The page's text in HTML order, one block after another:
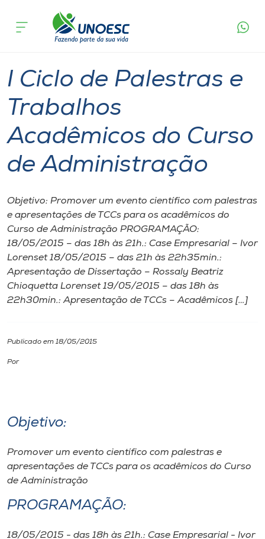
Cursos
Pesquisa
Atendimento ao Estudante
Portal de Ensino
A
Unoesc
Internacionalização
I.nova
Cultura
Biblioteca
Editora
Rádio
Museu
acontece
I Ciclo de Palestras e
Trabalhos
Acadêmicos do Curso
de Administração
Objetivo: Promover um evento científico com palestras
e apresentações de TCCs para os acadêmicos do
Curso de Administração PROGRAMAÇÃO:
18/05/2015 – das 18h às 21h.: Case Empresarial – Ivor
Lorenset 18/05/2015 – das 21h às 22h35min.:
Apresentação de Dissertação – Rossaly Beatriz
Chioquetta Lorenset 19/05/2015 – das 18h às
22h30min.: Apresentação de TCCs – Acadêmicos […]
Publicado em 18/05/2015
Por
Objetivo:
Promover um evento científico com palestras e
apresentações de TCCs para os acadêmicos do Curso
de Administração
PROGRAMAÇÃO:
18/05/2015 - das 18h às 21h.: Case Empresarial - Ivor